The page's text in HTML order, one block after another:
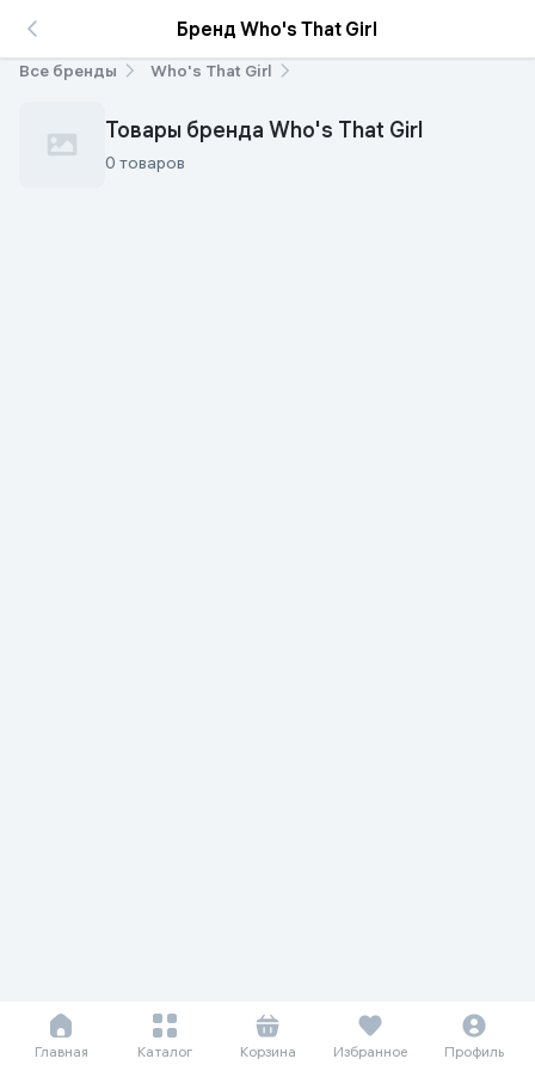
Бренд Who's That Girl
Все бренды Who's That Girl
Товары бренда Who's That Girl
0 товаров
Главная Каталог Корзина Избранное Профиль